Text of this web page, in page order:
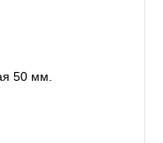
50 мм.